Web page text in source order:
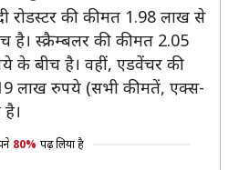
रोडस्टर की कीमत 1.98 लाख से
स्क्रैम्बलर की कीमत 2.05
के बीच है। वहीं, एडवेंचर की
लाख रुपये (सभी कीमतें, एक्स-
80% पढ़ लिया है